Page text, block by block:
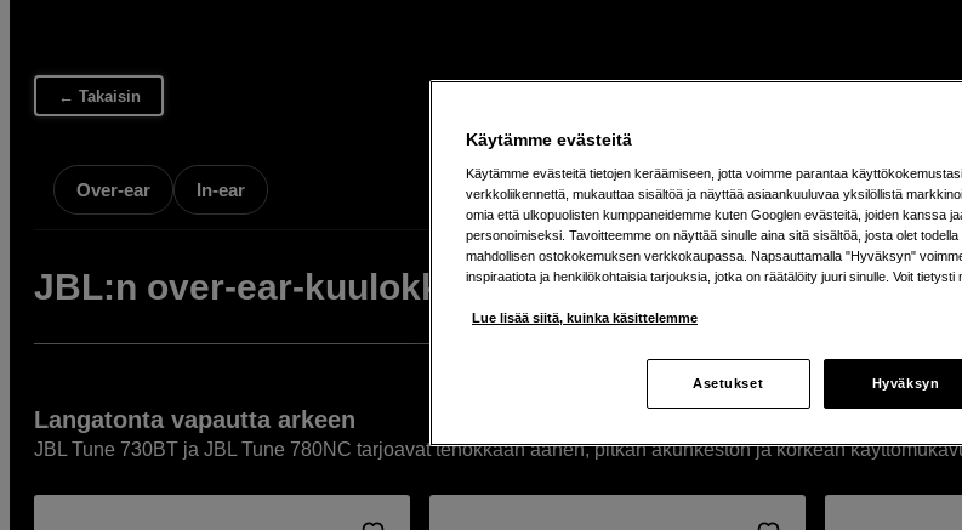
← Takaisin
Over-ear In-ear
JBL:n over-ear-kuulokkeet
Langatonta vapautta arkeen
JBL Tune 730BT ja JBL Tune 780NC tarjoavat tehokkaan äänen, pitkän akunkeston ja korkean
Käytämme evästeitä
Käytämme evästeitä tietojen keräämiseen, jotta voimme parantaa
verkkoliikennettä, mukauttaa sisältöä ja näyttää asiaankuuluvaa yksilöllistä
omia että ulkopuolisten kumppaneidemme kuten Googlen evästeitä, joiden kanssa
personoimiseksi. Tavoitteemme on näyttää sinulle aina sitä sisältöä, josta olet
mahdollisen ostokokemuksen verkkokaupassa. Napsauttamalla "Hyväksyn"
inspiraatiota ja henkilökohtaisia tarjouksia, jotka on räätälöity juuri sinulle. Voit tietysti
Lue lisää siitä, kuinka käsittelemme
Asetukset Hyväksyn